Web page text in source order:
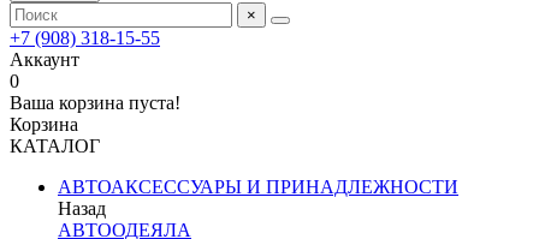
×
+7 (908) 318-15-55
Аккаунт
0
Ваша корзина пуста!
Корзина
КАТАЛОГ
АВТОАКСЕССУАРЫ И ПРИНАДЛЕЖНОСТИ
Назад
АВТООДЕЯЛА